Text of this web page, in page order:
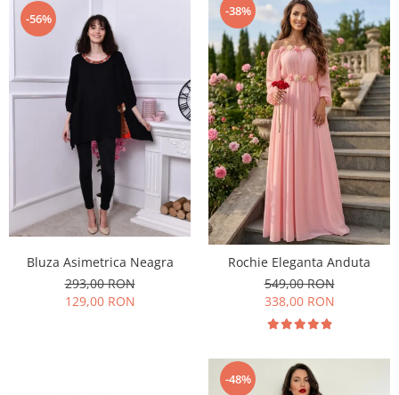
-56%
Bluza Asimetrica Neagra
293,00 RON
129,00 RON
-38%
Rochie Eleganta Anduta
549,00 RON
338,00 RON
-48%